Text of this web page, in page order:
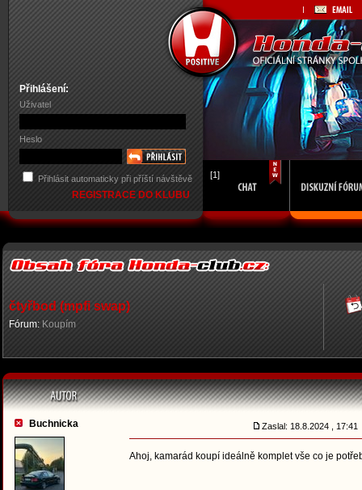
Přihlášení:
Uživatel
Heslo
Přihlásit automaticky při příští návštěvě
REGISTRACE DO KLUBU
[1]
čtyřbod (mpfi swap)
Fórum: Koupím
Buchnicka Zaslal: 18.8.2024 , 17:41
Ahoj, kamarád koupí ideálně komplet vše co je